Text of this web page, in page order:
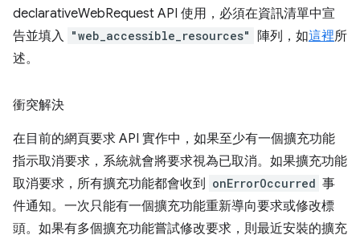
declarativeWebRequest API 使用，必須在資訊清單中宣
告並填入 "web_accessible_resources" 陣列，如這裡所
述。
衝突解決
在目前的網頁要求 API 實作中，如果至少有一個擴充功能
指示取消要求，系統就會將要求視為已取消。如果擴充功能
取消要求，所有擴充功能都會收到 onErrorOccurred 事
件通知。一次只能有一個擴充功能重新導向要求或修改標
頭。如果有多個擴充功能嘗試修改要求，則最近安裝的擴充